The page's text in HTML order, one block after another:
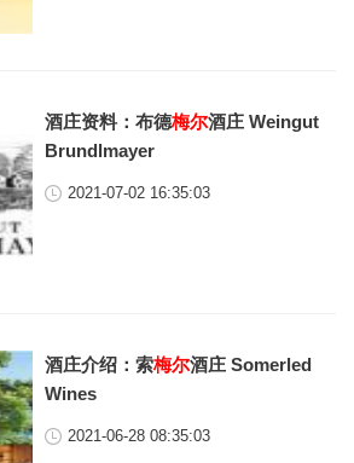
酒庄资料：布德梅尔酒庄 Weingut
Brundlmayer
2021-07-02 16:35:03
酒庄介绍：索梅尔酒庄 Somerled
Wines
2021-06-28 08:35:03